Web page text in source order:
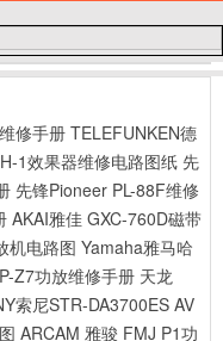
修手册 TELEFUNKEN德
1效果器维修电路图纸 先
先锋Pioneer PL-88F维修
AKAI雅佳 GXC-760D磁带
机电路图 Yamaha雅马哈
Z7功放维修手册 天龙
索尼STR-DA3700ES AV
ARCAM 雅骏 FMJ P1功